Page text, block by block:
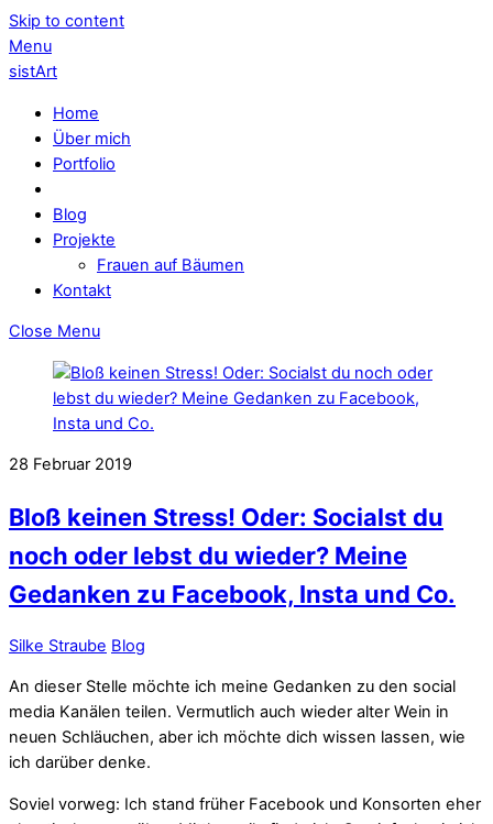
Skip to content
Menu
sistArt
Home
Über mich
Portfolio
Blog
Projekte
Frauen auf Bäumen
Kontakt
Close Menu
28 Februar 2019
Bloß keinen Stress! Oder: Socialst du
noch oder lebst du wieder? Meine
Gedanken zu Facebook, Insta und Co.
Silke Straube Blog
An dieser Stelle möchte ich meine Gedanken zu den social
media Kanälen teilen. Vermutlich auch wieder alter Wein in
neuen Schläuchen, aber ich möchte dich wissen lassen, wie
ich darüber denke.
Soviel vorweg: Ich stand früher Facebook und Konsorten eher